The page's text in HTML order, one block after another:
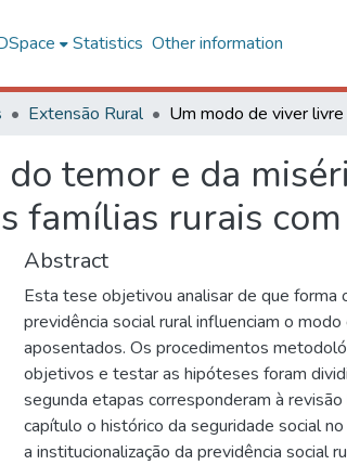
Statistics Other information
Extensão Rural
temor e da
famílias rurais
Abstract
Esta tese objetivou analisar de que forma
previdência social rural influenciam o
aposentados. Os procedimentos
objetivos e testar as hipóteses foram
segunda etapas corresponderam à
capítulo o histórico da seguridade social
a institucionalização da previdência social